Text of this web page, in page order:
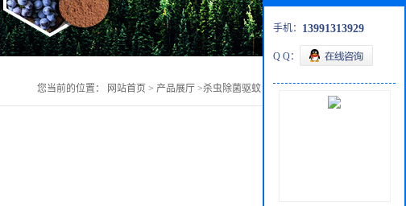
您当前的位置： 网站首页 > 产品展厅 >杀虫除菌驱蚊
手机： 13991313929
Q Q：